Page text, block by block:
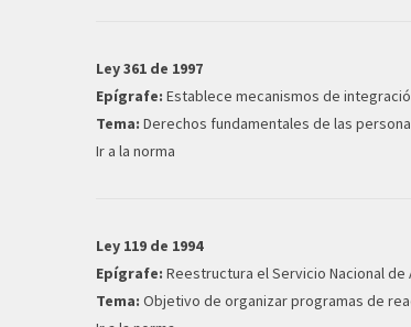
Ley 361 de 1997
Epígrafe: Establece mecanismos de
Tema: Derechos fundamentales de las
Ir a la norma
Ley 119 de 1994
Epígrafe: Reestructura el Servicio Nacional de
Tema: Objetivo de organizar programas de